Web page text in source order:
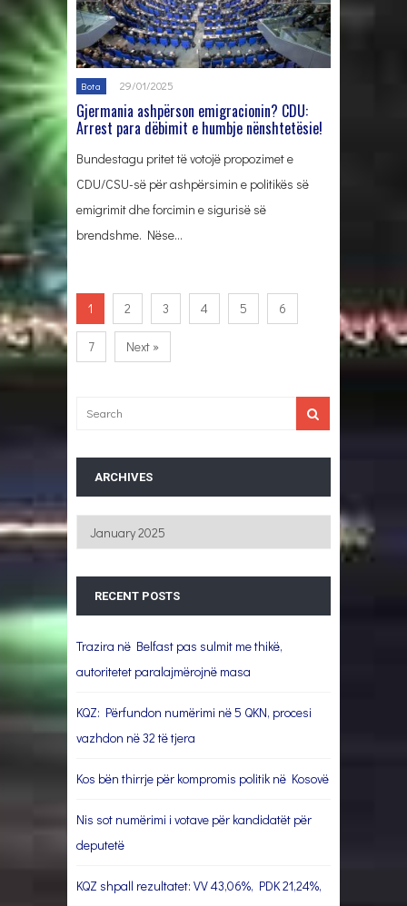
Bota 29/01/2025
Gjermania ashpërson emigracionin? CDU:
Arrest para dëbimit e humbje nënshtetësie!
Bundestagu pritet të votojë propozimet e
CDU/CSU-së për ashpërsimin e politikës së
emigrimit dhe forcimin e sigurisë së
brendshme. Nëse…
1 2 3 4 5 6
7 Next »
ARCHIVES
Archives
RECENT POSTS
Trazira në Belfast pas sulmit me thikë,
autoritetet paralajmërojnë masa
KQZ: Përfundon numërimi në 5 QKN, procesi
vazhdon në 32 të tjera
Kos bën thirrje për kompromis politik në Kosovë
Nis sot numërimi i votave për kandidatët për
deputetë
KQZ shpall rezultatet: VV 43,06%, PDK 21,24%,